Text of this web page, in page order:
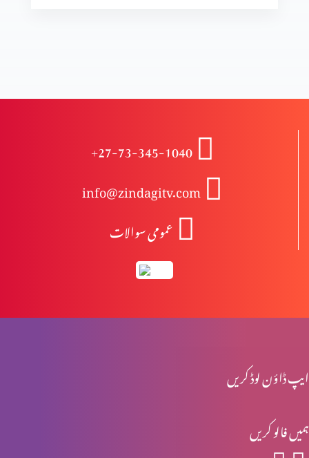
خواتین کی خدمت
صبا کی ملکہ کا شاہی دورہ
محبت کی 5 زبانیں
مقدسہ مریم
+27-73-345-1040
info@zindagitv.com
عمومی سوالات
ایپ ڈاؤن لوڈ کریں
ہمیں فالو کریں